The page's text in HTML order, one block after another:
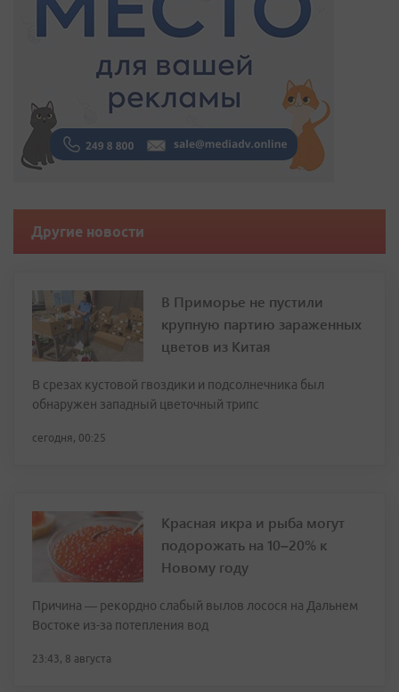
Другие новости
В Приморье не пустили
крупную партию зараженных
цветов из Китая
В срезах кустовой гвоздики и подсолнечника был
обнаружен западный цветочный трипс
сегодня, 00:25
Красная икра и рыба могут
подорожать на 10–20% к
Новому году
Причина — рекордно слабый вылов лосося на Дальнем
Востоке из-за потепления вод
23:43, 8 августа